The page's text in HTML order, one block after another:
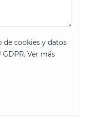
de cookies y datos
Ver más